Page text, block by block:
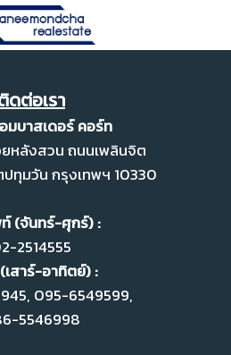
ดต่อเรา
มบาสเดอร์ คอร์ท
ยหลังสวน ถนนเพลินจิต
ปทุมวัน กรุงเทพฯ 10330
(จันทร์-ศุกร์) :
2514555
สาร์-อาทิตย์) :
095-6549599,
5546998